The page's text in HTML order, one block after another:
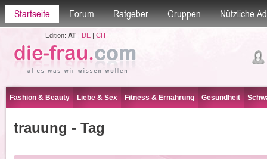
Startseite Forum Ratgeber Gruppen Nützliche
Edition: AT| DE| CH
Fashion & Beauty Liebe & Sex Fitness & Ernährung Gesundheit
trauung - Tag